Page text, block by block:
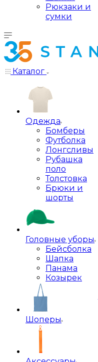
Рюкзаки и
сумки
Каталог
Одежда
Бомберы
Футболка
Лонгсливы
Рубашка
поло
Толстовка
Брюки и
шорты
Головные уборы
Бейсболка
Шапка
Панама
Козырек
Шоперы